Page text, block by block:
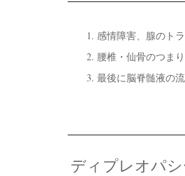
感情障害、腺のト
腰椎・仙骨のつま
最後に脳脊髄液の
ディプレオパ